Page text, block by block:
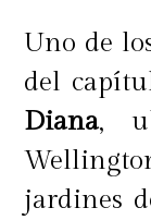
Uno de
del
Diana,
jardines